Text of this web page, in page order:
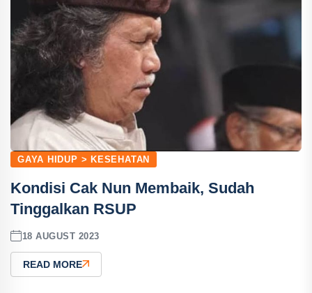
GAYA HIDUP > KESEHATAN
Kondisi Cak Nun Membaik, Sudah
Tinggalkan RSUP
18 AUGUST 2023
READ MORE